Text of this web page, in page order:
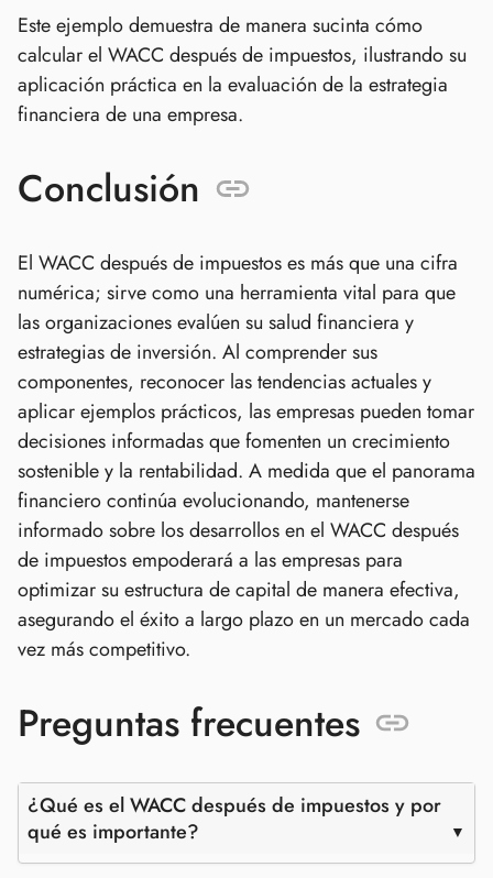
Este ejemplo demuestra de manera sucinta cómo
calcular el WACC después de impuestos, ilustrando su
aplicación práctica en la evaluación de la estrategia
financiera de una empresa.
Conclusión
El WACC después de impuestos es más que una cifra
numérica; sirve como una herramienta vital para que
las organizaciones evalúen su salud financiera y
estrategias de inversión. Al comprender sus
componentes, reconocer las tendencias actuales y
aplicar ejemplos prácticos, las empresas pueden tomar
decisiones informadas que fomenten un crecimiento
sostenible y la rentabilidad. A medida que el panorama
financiero continúa evolucionando, mantenerse
informado sobre los desarrollos en el WACC después
de impuestos empoderará a las empresas para
optimizar su estructura de capital de manera efectiva,
asegurando el éxito a largo plazo en un mercado cada
vez más competitivo.
Preguntas frecuentes
¿Qué es el WACC después de impuestos y por
qué es importante?